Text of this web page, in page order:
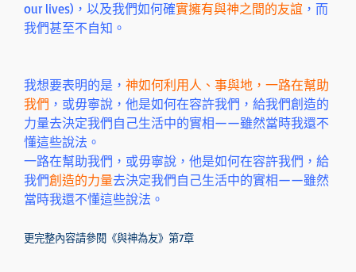
our lives)，以及我們如何確實擁有與神之間的友誼 ，而
我們甚至不自知。
我想要表明的是， 神如何利用人、事與地，一路在幫助
我們 ，或毋寧說，他是如何在容許我們，給我們創造的
力量去決定我們自己生活中的實相——雖然當時我還不
懂這些說法。
一路在幫助我們，或毋寧說，他是如何在容許我們，給
我們創造的力量去決定我們自己生活中的實相——雖然
當時我還不懂這些說法。
更完整內容請參閱《與神為友》第7章